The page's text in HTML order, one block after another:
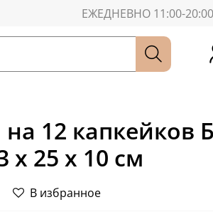
ЕЖЕДНЕВНО 11:00-20:00
12 капкейков
х 25 х 10 см
В избранное